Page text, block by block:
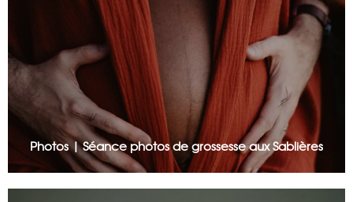
Photos | Séance photos de grossesse aux Sablières